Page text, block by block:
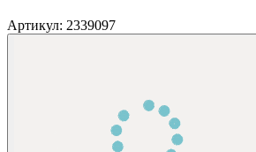
Артикул: 2339097